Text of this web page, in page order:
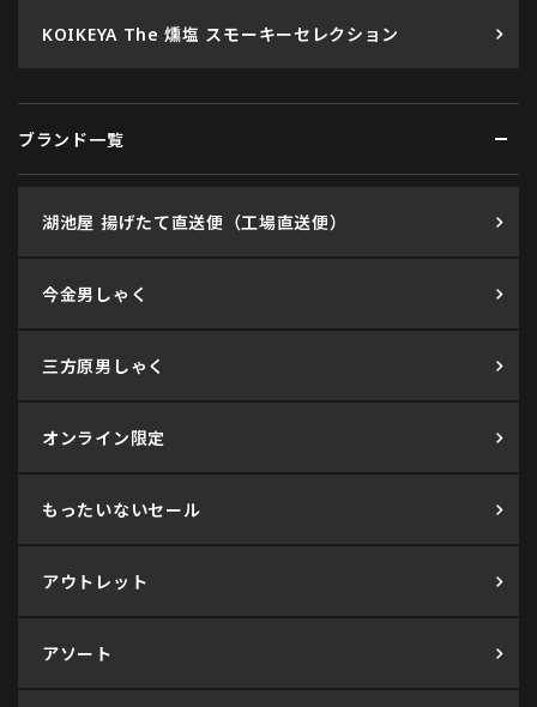
KOIKEYA The 燻塩 スモーキーセレクション
ブランド一覧
湖池屋 揚げたて直送便（工場直送便）
今金男しゃく
三方原男しゃく
オンライン限定
もったいないセール
アウトレット
アソート